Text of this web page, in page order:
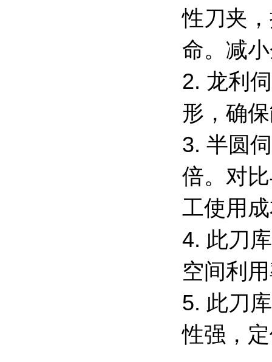
性刀夹
命。减
2. 龙利
形，确
3. 半圆
倍。对
工使用
4. 此刀
空间利
5. 此刀
性强，